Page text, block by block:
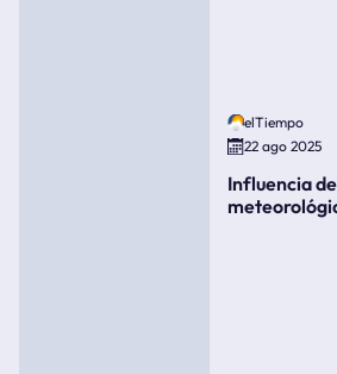
elTiempo
22 ago 2025
Influencia